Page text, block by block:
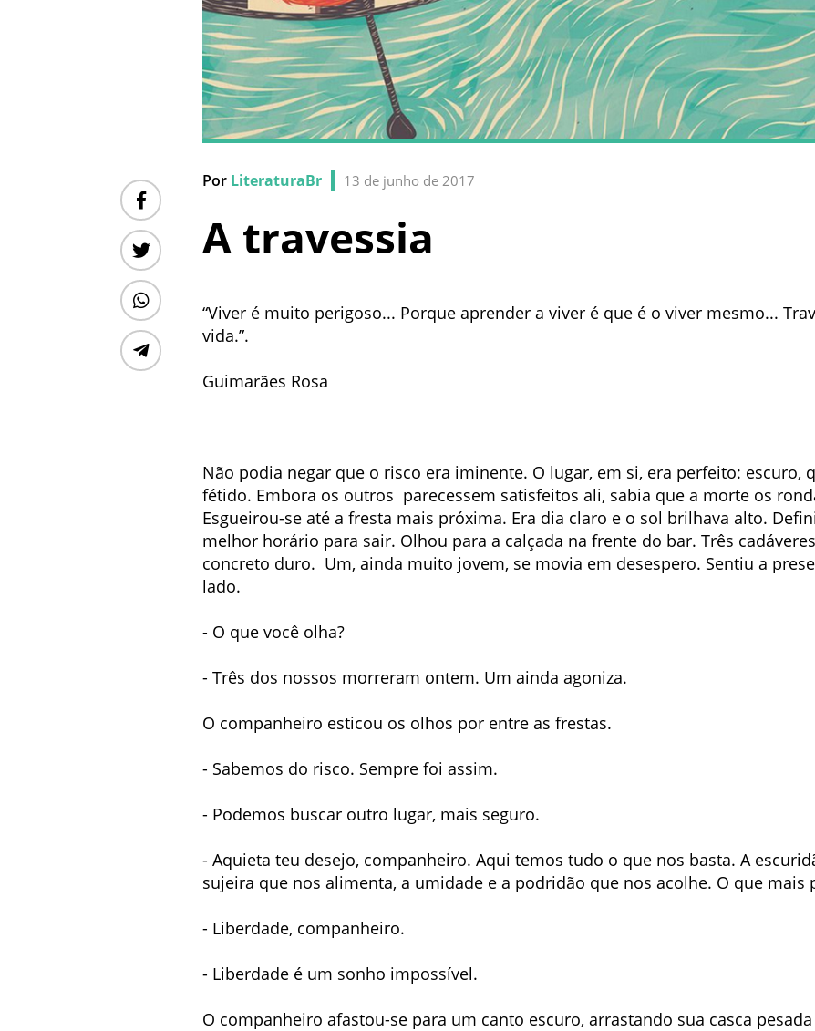
Por LiteraturaBr 13 de junho de 2017
A travessia
“Viver é muito perigoso... Porque aprender a viver é que é o viver mesmo...
vida.”.
Guimarães Rosa
Não podia negar que o risco era iminente. O lugar, em si, era perfeito: escuro,
fétido. Embora os outros parecessem satisfeitos ali, sabia que a morte os
Esgueirou-se até a fresta mais próxima. Era dia claro e o sol brilhava alto.
melhor horário para sair. Olhou para a calçada na frente do bar. Três
concreto duro. Um, ainda muito jovem, se movia em desespero. Sentiu a
lado.
- O que você olha?
- Três dos nossos morreram ontem. Um ainda agoniza.
O companheiro esticou os olhos por entre as frestas.
- Sabemos do risco. Sempre foi assim.
- Podemos buscar outro lugar, mais seguro.
- Aquieta teu desejo, companheiro. Aqui temos tudo o que nos basta. A
sujeira que nos alimenta, a umidade e a podridão que nos acolhe. O que mais
- Liberdade, companheiro.
- Liberdade é um sonho impossível.
O companheiro afastou-se para um canto escuro, arrastando sua casca